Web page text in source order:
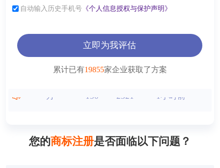
自动输入历史手机号《个人信息授权与保护声明》
立即为我评估
累计已有19855家企业获取了方案
150****9568
150****2321 1小时前
方** 150****2321 1小时前
您的商标注册是否面临以下问题？